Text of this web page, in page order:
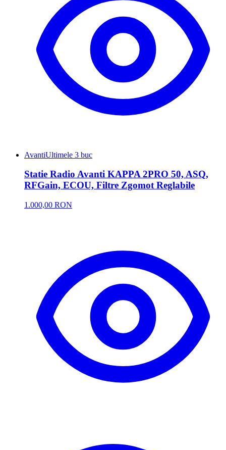
AvantiUltimele 3 buc
Statie Radio Avanti KAPPA 2PRO 50, ASQ,
RFGain, ECOU, Filtre Zgomot Reglabile
1.000,00 RON